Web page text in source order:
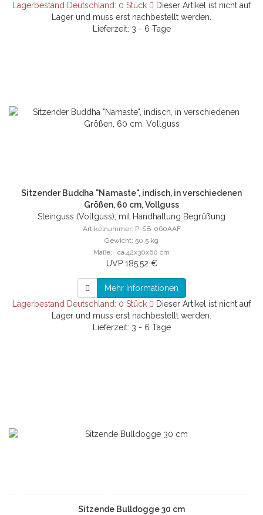
Lagerbestand Deutschland: 0 Stück
Dieser Artikel ist nicht auf
Lager und muss erst nachbestellt werden.
Lieferzeit: 3 - 6 Tage
Sitzender Buddha "Namaste", indisch, in verschiedenen
Größen, 60 cm, Vollguss
Steinguss (Vollguss), mit Handhaltung Begrüßung
Artikelnummer: P-SB-060AAF
Gewicht: 50.5 kg
Maße: ca.42x30x60 cm
UVP 185,52 €
Mehr Informationen
Lagerbestand Deutschland: 0 Stück
Dieser Artikel ist nicht auf
Lager und muss erst nachbestellt werden.
Lieferzeit: 3 - 6 Tage
Sitzende Bulldogge 30 cm